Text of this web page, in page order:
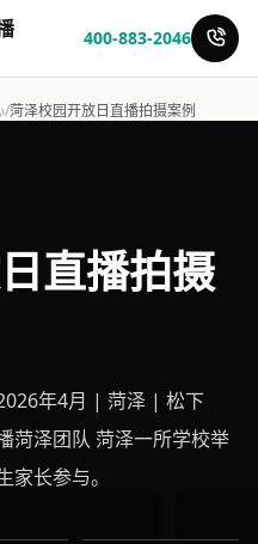
400-883-2046
/菏泽校园开放日直播拍摄案例
直播拍摄
年4月 | 菏泽 | 松下
菏泽团队 菏泽一所学校举
长参与。